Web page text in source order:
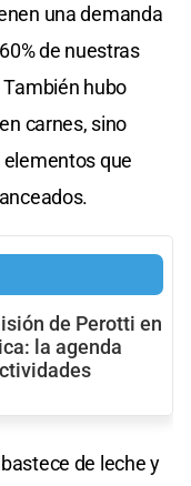
una demanda
de nuestras
hubo
carnes, sino
que
de Perotti en
la agenda
de leche y